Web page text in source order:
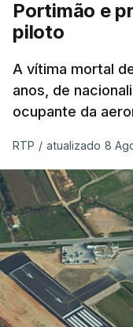
António José
ERROR ON
ESTE
MOMENTO
O Chega
decisão do
Portimão e
piloto
A vítima mortal
anos, de
ocupante da
RTP / atualizado 8